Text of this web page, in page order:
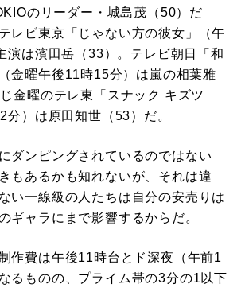
のリーダー・城島茂（50）だ
レビ東京「じゃない方の彼女」（午
演は濱田岳（33）。テレビ朝日「和
金曜午後11時15分）は嵐の相葉雅
金曜のテレ東「スナック キズツ
分）は原田知世（53）だ。
ダンピングされているのではない
もあるかも知れないが、それは違
い一線級の人たちは自分の安売りは
ギャラにまで影響するからだ。
作費は午後11時台とド深夜（午前1
るものの、プライム帯の3分の1以下